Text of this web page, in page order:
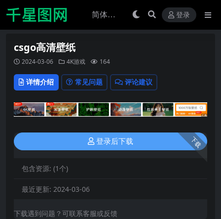
登录
csgo高清壁纸
2024-03-06 4K游戏 164
详情介绍 常见问题 评论建议
下载
登录后下载
包含资源: (1个)
最近更新: 2024-03-06
下载遇到问题？可联系客服或反馈